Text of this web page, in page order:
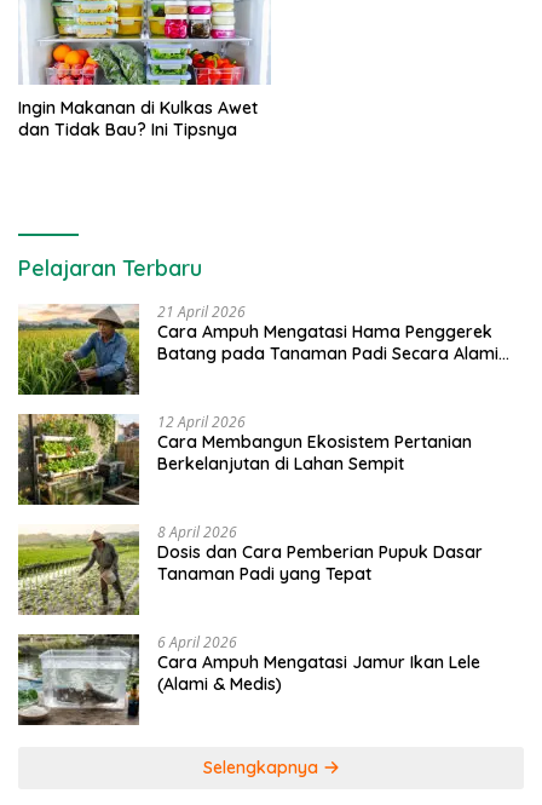
Ingin Makanan di Kulkas Awet
dan Tidak Bau? Ini Tipsnya
Pelajaran Terbaru
21 April 2026
Cara Ampuh Mengatasi Hama Penggerek
Batang pada Tanaman Padi Secara Alami
12 April 2026
Cara Membangun Ekosistem Pertanian
Berkelanjutan di Lahan Sempit
8 April 2026
Dosis dan Cara Pemberian Pupuk Dasar
Tanaman Padi yang Tepat
6 April 2026
Cara Ampuh Mengatasi Jamur Ikan Lele
(Alami & Medis)
Selengkapnya